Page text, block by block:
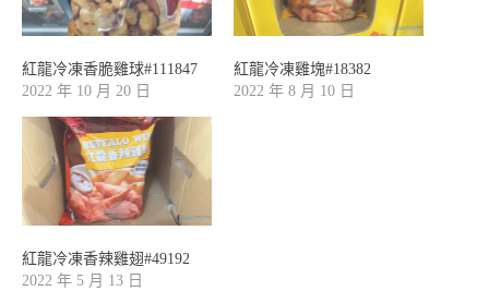
紅龍冷凍香脆雞球#111847
2022 年 10 月 20 日
紅龍冷凍雞塊#18382
2022 年 8 月 10 日
紅龍冷凍香辣雞翅#49192
2022 年 5 月 13 日